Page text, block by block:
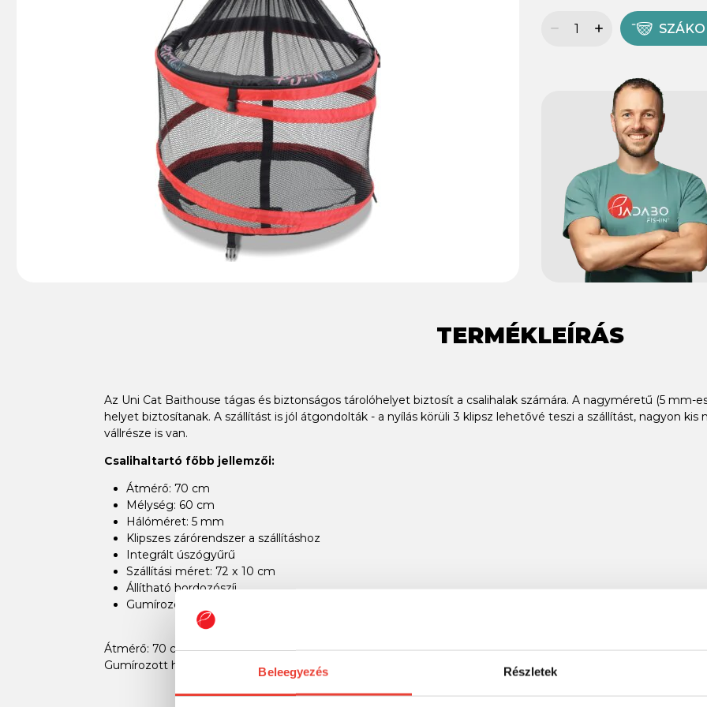
Beleegyezés Részletek
TERMÉKLEÍRÁS
Az Uni Cat Baithouse tágas és biztonságos tárolóhelyet biztosít a csalihalak számára. A nagyméretű (5 mm-
helyet biztosítanak. A szállítást is jól átgondolták - a nyílás körüli 3 klipsz lehetővé teszi a szállítást, nagyon
vállrésze is van.
Csalihaltartó főbb jellemzői:
Átmérő: 70 cm
Mélység: 60 cm
Hálóméret: 5 mm
Klipszes zárórendszer a szállításhoz
Integrált úszógyűrű
Szállítási méret: 72 x 10 cm
Állítható hordozószíj
Gumírozott háló
Átmérő: 70 cm Mélység: 60 cm Hálóméret: 5 mm Klipszes zárórendszer a szállításhoz Integrált úszógyűrű
Gumírozott háló